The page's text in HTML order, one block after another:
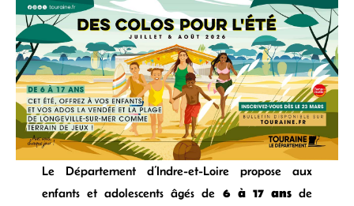
Le Département d’Indre-et-Loire propose aux
enfants et adolescents âgés de 6 à 17 ans de